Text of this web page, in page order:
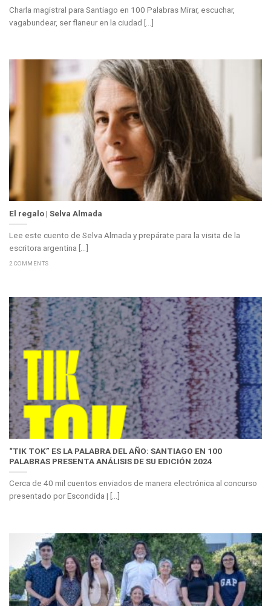
Charla magistral para Santiago en 100 Palabras Mirar, escuchar,
vagabundear, ser flaneur en la ciudad [...]
El regalo | Selva Almada
Lee este cuento de Selva Almada y prepárate para la visita de la
escritora argentina [...]
2 COMMENTS
“TIK TOK” ES LA PALABRA DEL AÑO: SANTIAGO EN 100
PALABRAS PRESENTA ANÁLISIS DE SU EDICIÓN 2024
Cerca de 40 mil cuentos enviados de manera electrónica al concurso
presentado por Escondida | [...]